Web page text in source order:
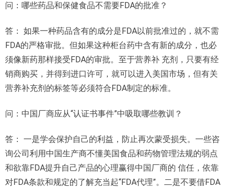
问：哪些药品和保健食品不需要FDA的批准？
答： 如果一种药品含有的成分是FDA以前批准过的，就不需
FDA的严格审批。但如果这种柜台药中含有新的成分，也必
须像新药那样接受FDA的审批。至于营养补 充剂，只要有经
销商购买，并得到进口许可，就可以进入美国市场，但有关
营养补充剂的标签等必须符合FDA制定的标准。
问：中国厂商应从“认证书事件”中吸取哪些教训？
答： 一是学会保护自己的利益，防止再次蒙受损失。一些咨
询公司利用中国生产商不懂美国食品和药物管理法规的弱点
和欲靠FDA提升自己产品的心理赢得中国厂商的 信任，依靠
对FDA条款和规定的了解充当起“FDA代理”。二是不要借FDA